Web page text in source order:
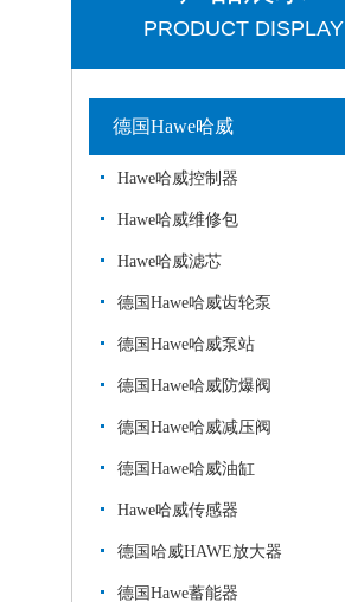
PRODUCT DISPLAY
德国Hawe哈威
Hawe哈威控制器
Hawe哈威维修包
Hawe哈威滤芯
德国Hawe哈威齿轮泵
德国Hawe哈威泵站
德国Hawe哈威防爆阀
德国Hawe哈威减压阀
德国Hawe哈威油缸
Hawe哈威传感器
德国哈威HAWE放大器
德国Hawe蓄能器